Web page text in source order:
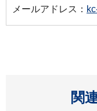
メールアドレス：
関